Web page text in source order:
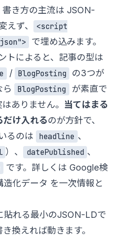
き方の主流は JSON-
えず、
<script
で埋め込みます。
トによると、記事の型は
/ BlogPosting
の3つが
ら
BlogPosting
が素直で
ありません。 当てはまる
だけ入れるのが方針で、
るのは
headline 、
）、 datePublished 、
です。詳しくは Google検
化データ を一次情報と
貼れる最小のJSON-LDで
換えれば動きます。